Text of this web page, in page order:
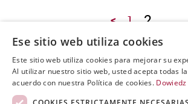
< 1
2
Archivo
2023
Ese sitio web utiliza cookies
Este sitio web utiliza cookies para mejorar su
Al utilizar nuestro sitio web, usted acepta todas
acuerdo con nuestra Política de cookies.